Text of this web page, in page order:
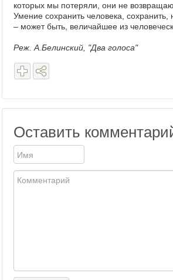
которых мы потеряли, они не
Умение сохранить человека, сохранить,
– может быть, величайшее из
Реж. А.Белинский, "Два голоса"
Оставить